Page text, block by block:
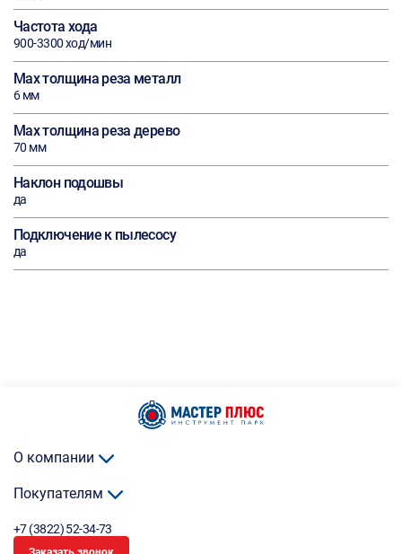
Частота хода
900-3300 ход/мин
Max толщина реза металл
6 мм
Max толщина реза дерево
70 мм
Наклон подошвы
да
Подключение к пылесосу
да
О компании
Покупателям
+7 (3822) 52-34-73